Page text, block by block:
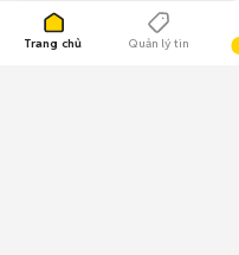
Trang chủ Quản lý tin